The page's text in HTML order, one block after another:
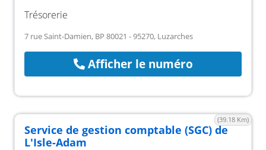
Trésorerie
7 rue Saint-Damien, BP 80021 - 95270, Luzarches
Afficher le numéro
(39.18 Km)
Service de gestion comptable (SGC) de
L'Isle-Adam